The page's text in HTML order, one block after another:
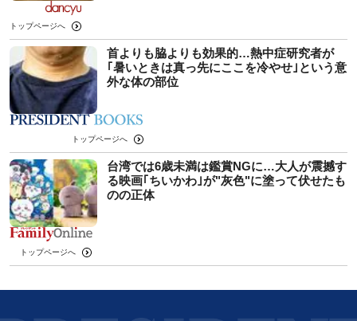
トップページへ
首よりも脇よりも効果的…熱中症研究者が
｢暑いときは真っ先にここを冷やせ｣という意
外な体の部位
トップページへ
台湾では6歳未満は鑑賞NGに…大人が震撼す
る映画｢ちいかわ｣が"灰色"に塗って伏せたも
のの正体
トップページへ